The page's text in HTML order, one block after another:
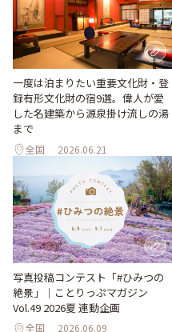
一度は泊まりたい重要文化財・登
録有形文化財の宿9選。偉人が愛
した名建築から源泉掛け流しの湯
まで
全国 2026.06.21
写真投稿コンテスト「#ひみつの
絶景」｜ことりっぷマガジン
Vol.49 2026夏 連動企画
全国 2026.06.09